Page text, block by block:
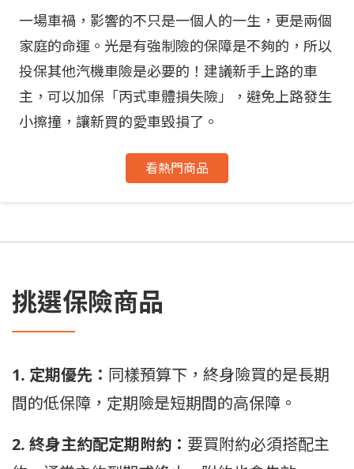
一場車禍，影響的不只是一個人的一生，更是兩個
家庭的命運。光是有強制險的保障是不夠的，所以
投保其他汽機車險是必要的！建議新手上路的車
主，可以加保「丙式車體損失險」，避免上路發生
小擦撞，讓新買的愛車毀損了。
看熱門商品
挑選保險商品
1. 定期優先： 同樣預算下，終身險買的是長期
間的低保障，定期險是短期間的高保障。
2. 終身主約配定期附約： 要買附約必須搭配主